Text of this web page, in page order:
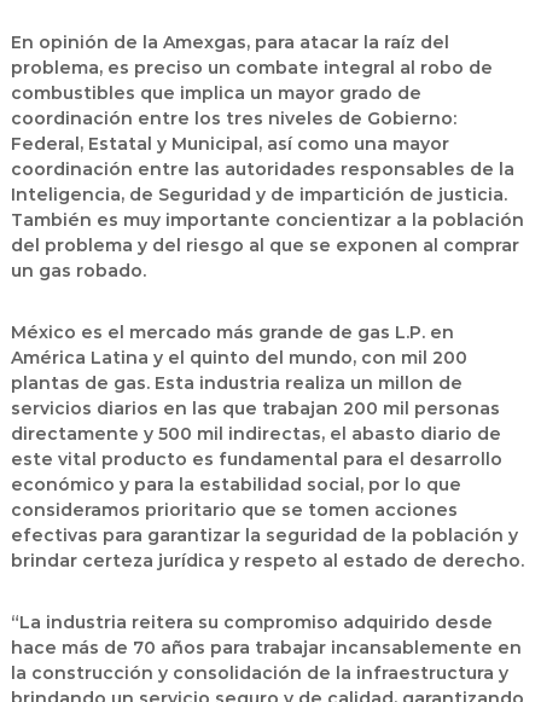
En opinión de la Amexgas, para atacar la raíz del
problema, es preciso un combate integral al robo de
combustibles que implica un mayor grado de
coordinación entre los tres niveles de Gobierno:
Federal, Estatal y Municipal, así como una mayor
coordinación entre las autoridades responsables de la
Inteligencia, de Seguridad y de impartición de justicia.
También es muy importante concientizar a la población
del problema y del riesgo al que se exponen al comprar
un gas robado.
México es el mercado más grande de gas L.P. en
América Latina y el quinto del mundo, con mil 200
plantas de gas. Esta industria realiza un millon de
servicios diarios en las que trabajan 200 mil personas
directamente y 500 mil indirectas, el abasto diario de
este vital producto es fundamental para el desarrollo
económico y para la estabilidad social, por lo que
consideramos prioritario que se tomen acciones
efectivas para garantizar la seguridad de la población y
brindar certeza jurídica y respeto al estado de derecho.
“La industria reitera su compromiso adquirido desde
hace más de 70 años para trabajar incansablemente en
la construcción y consolidación de la infraestructura y